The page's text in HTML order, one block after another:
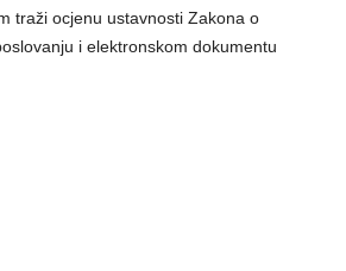
traži ocjenu ustavnosti Zakona o
i elektronskom dokumentu